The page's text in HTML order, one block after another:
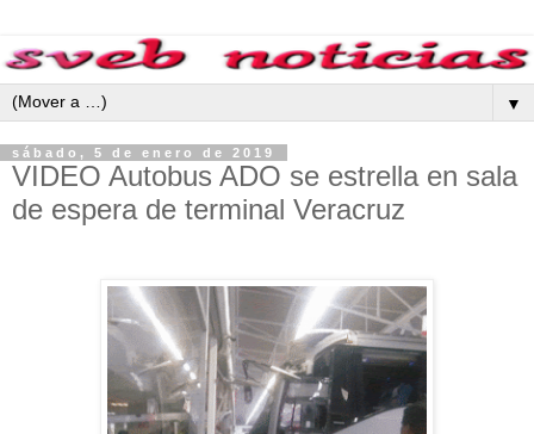
▼
sábado, 5 de enero de 2019
VIDEO Autobus ADO se estrella en sala
de espera de terminal Veracruz